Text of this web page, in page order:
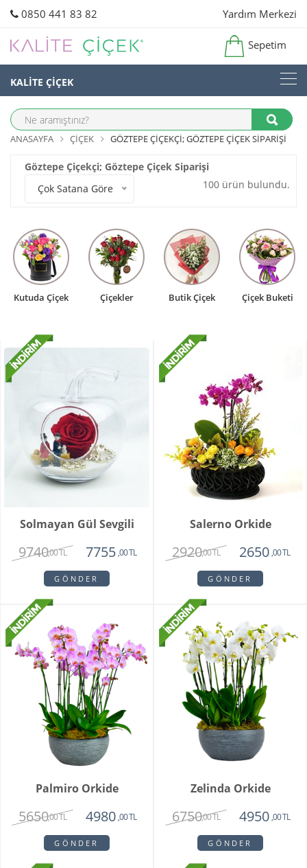
0850 441 83 82 Yardım Merkezi
Sepetim
KALİTE ÇİÇEK
ANASAYFA ÇIÇEK GÖZTEPE ÇIÇEKÇI; GÖZTEPE ÇIÇEK SIPARIŞI
Göztepe Çiçekçi; Göztepe Çiçek Siparişi
Çok Satana Göre
100 ürün bulundu.
Kutuda Çiçek Çiçekler Butik Çiçek Çiçek Buketi
Solmayan Gül Sevgili
9740,00 TL 7755 ,00 TL
GÖNDER
Salerno Orkide
2920,00 TL 2650 ,00 TL
GÖNDER
Palmiro Orkide
5650,00 TL 4980 ,00 TL
GÖNDER
Zelinda Orkide
6750,00 TL 4950 ,00 TL
GÖNDER